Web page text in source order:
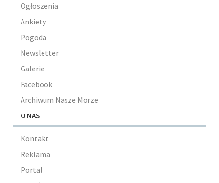
Ogłoszenia
Ankiety
Pogoda
Newsletter
Galerie
Facebook
Archiwum Nasze Morze
O NAS
Kontakt
Reklama
Portal